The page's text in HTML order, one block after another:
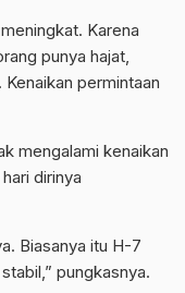
Karena
punya hajat,
permintaan
mengalami kenaikan
dirinya
Biasanya itu H-7
pungkasnya.